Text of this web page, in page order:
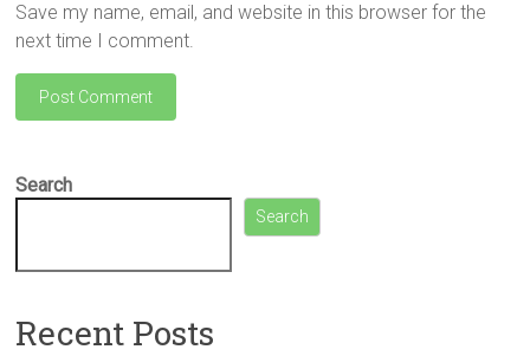
Save my name, email, and website in this browser for the
next time I comment.
Search
Search
Recent Posts